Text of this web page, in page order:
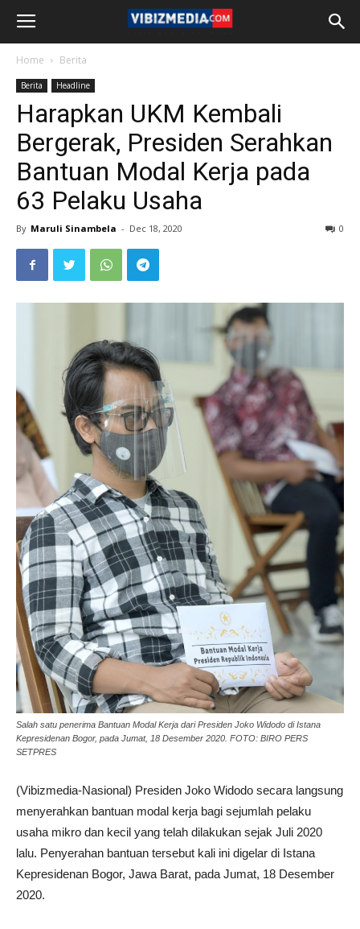
Home Berita
Berita Headline
Harapkan UKM Kembali
Bergerak, Presiden Serahkan
Bantuan Modal Kerja pada
63 Pelaku Usaha
By Maruli Sinambela - Dec 18, 2020 0
Salah satu penerima Bantuan Modal Kerja dari Presiden Joko Widodo di Istana
Kepresidenan Bogor, pada Jumat, 18 Desember 2020. FOTO: BIRO PERS
SETPRES
(Vibizmedia-Nasional) Presiden Joko Widodo secara langsung
menyerahkan bantuan modal kerja bagi sejumlah pelaku
usaha mikro dan kecil yang telah dilakukan sejak Juli 2020
lalu. Penyerahan bantuan tersebut kali ini digelar di Istana
Kepresidenan Bogor, Jawa Barat, pada Jumat, 18 Desember
2020.